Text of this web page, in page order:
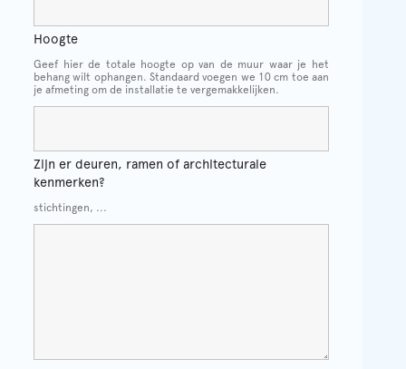
Hoogte
Geef hier de totale hoogte op van de muur waar je het
behang wilt ophangen. Standaard voegen we 10 cm toe aan
je afmeting om de installatie te vergemakkelijken.
Zijn er deuren, ramen of architecturale
kenmerken?
stichtingen, ...